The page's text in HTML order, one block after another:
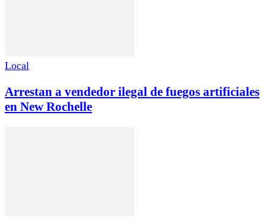
Local
Arrestan a vendedor ilegal de fuegos artificiales
en New Rochelle